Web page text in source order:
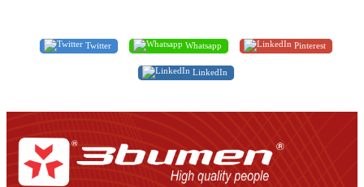
Twitter Whatsapp Pinterest
LinkedIn